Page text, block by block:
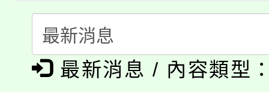
代理(課)教師甄選結果(
轉知中國文化大學推廣
《TA101》溝通分析基
程，歡迎學生輔導中心
淨零綠生活教案入校路
會
115年食農教育專業人
最新消息 / 內容類型